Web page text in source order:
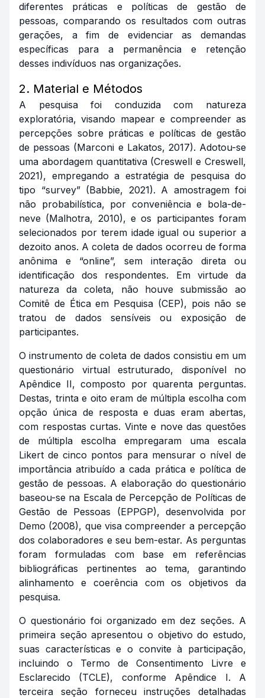
diferentes práticas e políticas de gestão de
pessoas, comparando os resultados com outras
gerações, a fim de evidenciar as demandas
específicas para a permanência e retenção
desses indivíduos nas organizações.
2. Material e Métodos
A pesquisa foi conduzida com natureza
exploratória, visando mapear e compreender as
percepções sobre práticas e políticas de gestão
de pessoas (Marconi e Lakatos, 2017). Adotou-se
uma abordagem quantitativa (Creswell e Creswell,
2021), empregando a estratégia de pesquisa do
tipo “survey” (Babbie, 2021). A amostragem foi
não probabilística, por conveniência e bola-de-
neve (Malhotra, 2010), e os participantes foram
selecionados por terem idade igual ou superior a
dezoito anos. A coleta de dados ocorreu de forma
anônima e “online”, sem interação direta ou
identificação dos respondentes. Em virtude da
natureza da coleta, não houve submissão ao
Comitê de Ética em Pesquisa (CEP), pois não se
tratou de dados sensíveis ou exposição de
participantes.
O instrumento de coleta de dados consistiu em um
questionário virtual estruturado, disponível no
Apêndice II, composto por quarenta perguntas.
Destas, trinta e oito eram de múltipla escolha com
opção única de resposta e duas eram abertas,
com respostas curtas. Vinte e nove das questões
de múltipla escolha empregaram uma escala
Likert de cinco pontos para mensurar o nível de
importância atribuído a cada prática e política de
gestão de pessoas. A elaboração do questionário
baseou-se na Escala de Percepção de Políticas de
Gestão de Pessoas (EPPGP), desenvolvida por
Demo (2008), que visa compreender a percepção
dos colaboradores e seu bem-estar. As perguntas
foram formuladas com base em referências
bibliográficas pertinentes ao tema, garantindo
alinhamento e coerência com os objetivos da
pesquisa.
O questionário foi organizado em dez seções. A
primeira seção apresentou o objetivo do estudo,
suas características e o convite à participação,
incluindo o Termo de Consentimento Livre e
Esclarecido (TCLE), conforme Apêndice I. A
terceira seção forneceu instruções detalhadas